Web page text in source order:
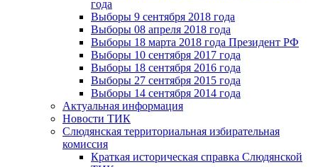
года
Выборы 9 сентября 2018 года
Выборы 08 апреля 2018 года
Выборы 18 марта 2018 года Президент РФ
Выборы 10 сентября 2017 года
Выборы 18 сентября 2016 года
Выборы 27 сентября 2015 года
Выборы 14 сентября 2014 года
Актуальная информация
Новости ТИК
Слюдянская территориальная избирательная
комиссия
Краткая историческая справка Слюдянской